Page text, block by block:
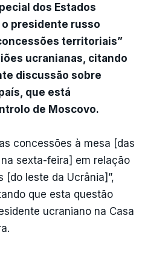
dos Estados
presidente russo
territoriais”
ucranianas, citando
discussão sobre
que está
de Moscovo.
concessões à mesa [das
sexta-feira] em relação
[do leste da Ucrânia]”,
que esta questão
ucraniano na Casa